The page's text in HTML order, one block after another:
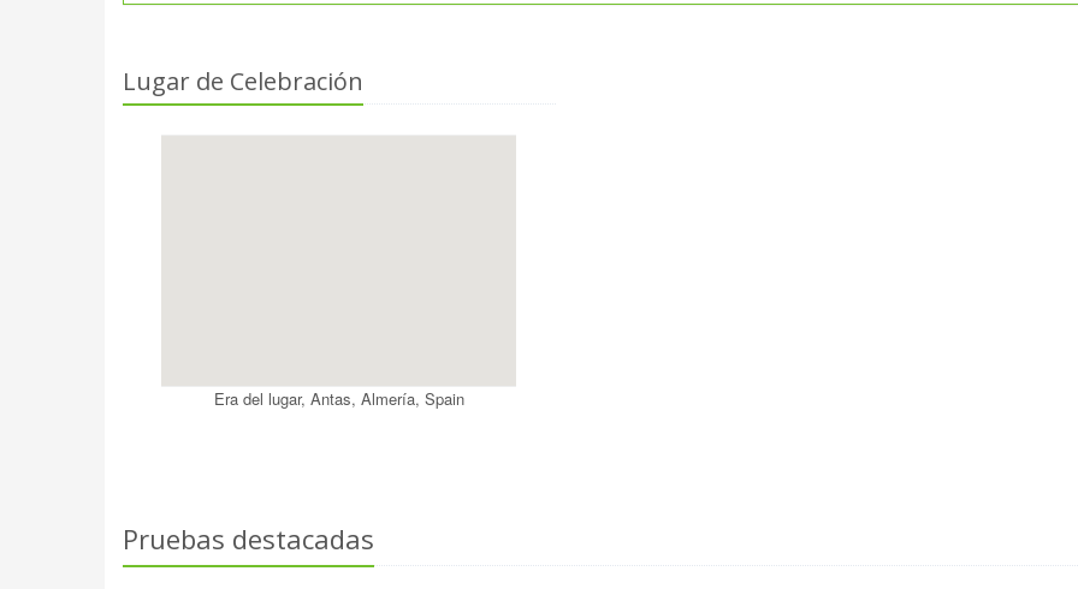
Lugar de Celebración
Era del lugar, Antas, Almería, Spain
Pruebas destacadas